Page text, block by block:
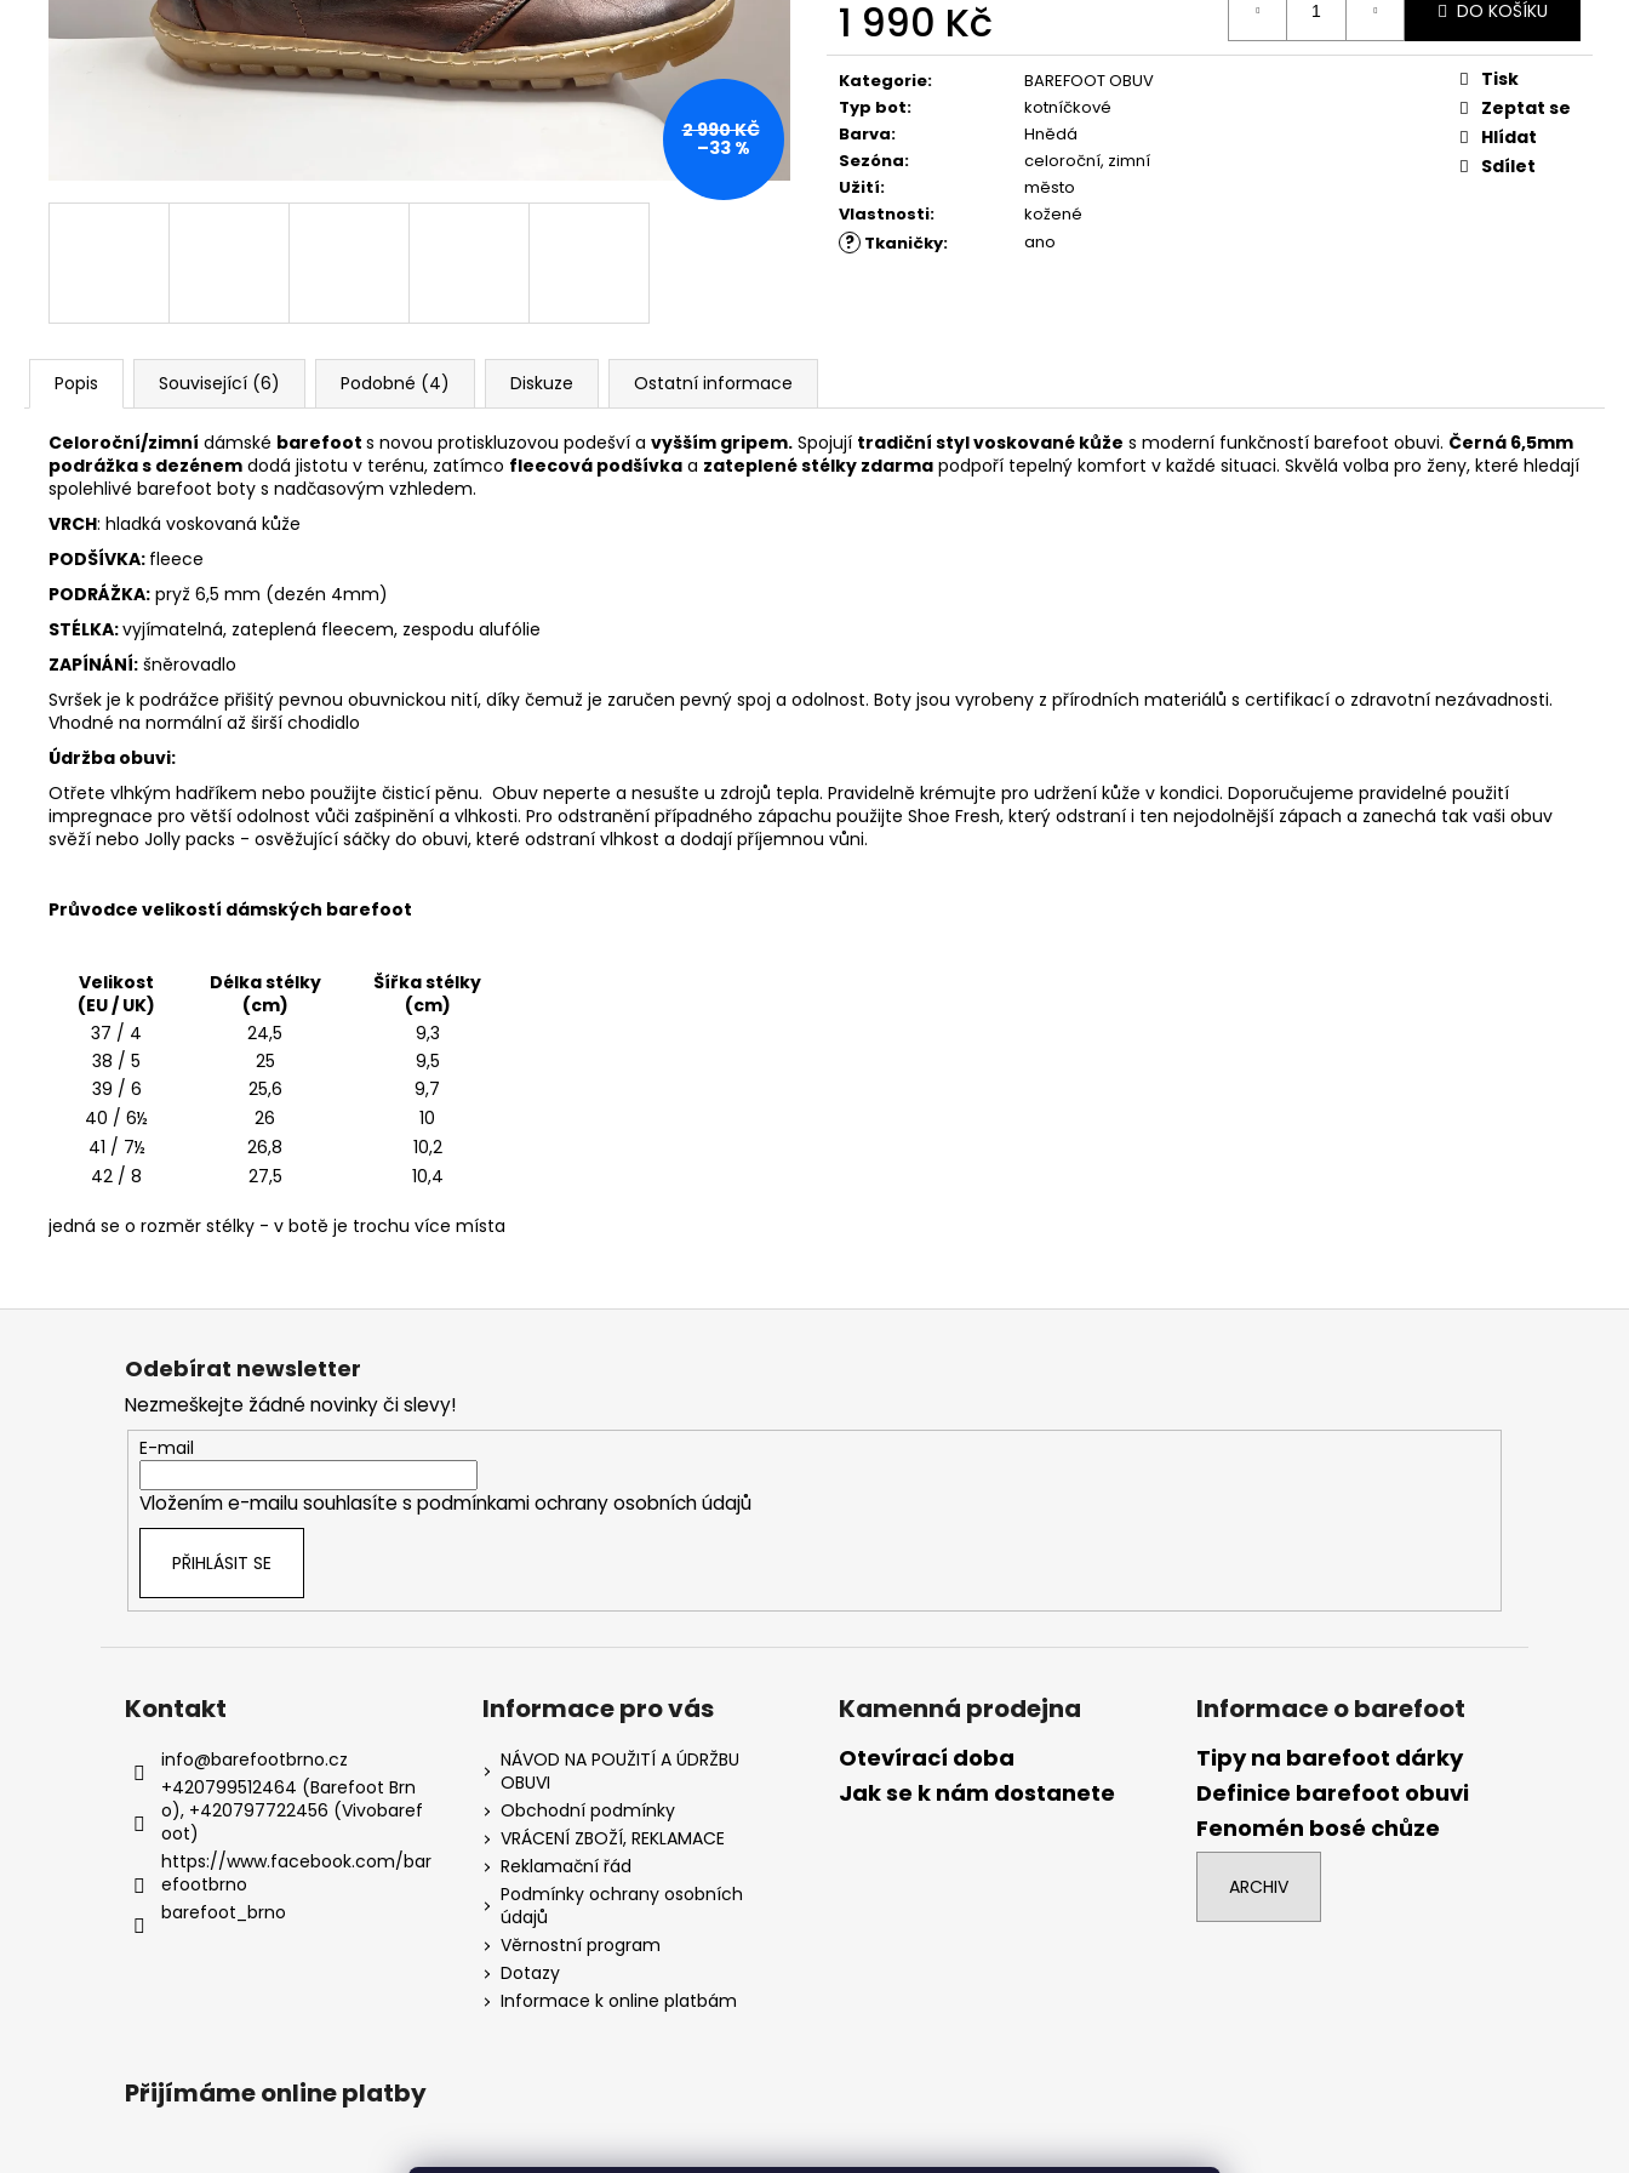
1 990 Kč
Měrná
cena:
DO KOŠÍKU
Kategorie:
BAREFOOT OBUV
Typ bot:
kotníčkové
Barva:
Hnědá
Sezóna:
celoroční, zimní
Užití:
město
Vlastnosti: kožené
? Tkaničky: ano
Tisk
Zeptat se
Hlídat
Sdílet
2 990 KČ
–33 %
Popis Související (6) Podobné (4) Diskuze Ostatní informace
Celoroční/zimní dámské barefoot s novou protiskluzovou podešví a vyšším gripem. Spojují tradiční styl voskované kůže s moderní funkčností barefoot obuvi. Černá 6,5mm
podrážka s dezénem dodá jistotu v terénu, zatímco fleecová podšívka a zateplené stélky zdarma podpoří tepelný komfort v každé situaci. Skvělá volba pro ženy, které hledají
spolehlivé barefoot boty s nadčasovým vzhledem.
VRCH: hladká voskovaná kůže
PODŠÍVKA: fleece
PODRÁŽKA: pryž 6,5 mm (dezén 4mm)
STÉLKA:vyjímatelná, zateplená fleecem, zespodu alufólie
ZAPÍNÁNÍ: šněrovadlo
Svršek je k podrážce přišitý pevnou obuvnickou nití, díky čemuž je zaručen pevný spoj a odolnost. Boty jsou vyrobeny z přírodních materiálů s certifikací o zdravotní nezávadnosti.
Vhodné na normální až širší chodidlo
Údržba obuvi:
Otřete vlhkým hadříkem nebo použijte čisticí pěnu. Obuv neperte a nesušte u zdrojů tepla. Pravidelně krémujte pro udržení kůže v kondici. Doporučujeme pravidelné použití
impregnace pro větší odolnost vůči zašpinění a vlhkosti. Pro odstranění případného zápachu použijte Shoe Fresh, který odstraní i ten nejodolnější zápach a zanechá tak vaši obuv
svěží nebo Jolly packs - osvěžující sáčky do obuvi, které odstraní vlhkost a dodají příjemnou vůni.
Průvodce velikostí dámských barefoot
Velikost
(EU / UK)
Délka stélky
(cm)
Šířka stélky
(cm)
37 / 4
24,5
9,3
38 / 5
25
9,5
39 / 6
25,6
9,7
40 / 6½
26
10
41 / 7½
26,8
10,2
42 / 8
27,5 10,4
jedná se o rozměr stélky - v botě je trochu více místa
1 Kč
89 Kč
219 Kč
Z
Odebírat newsletter
Nezmeškejte žádné novinky či slevy!
E-mail
Vložením e-mailu souhlasíte s podmínkami ochrany osobních údajů
PŘIHLÁSIT SE
Kontakt
info@barefootbrno.cz
+420799512464 (Barefoot Brn
o), +420797722456 (Vivobaref
oot)
https://www.facebook.com/bar
efootbrno
barefoot_brno
Informace pro vás
NÁVOD NA POUŽITÍ A ÚDRŽBU
OBUVI
Obchodní podmínky
VRÁCENÍ ZBOŽÍ, REKLAMACE
Reklamační řád
Podmínky ochrany osobních
údajů
Věrnostní program
Dotazy
Informace k online platbám
Kamenná prodejna
Otevírací doba
Jak se k nám dostanete
Informace o barefoot
Tipy na barefoot dárky
Definice barefoot obuvi
Fenomén bosé chůze
ARCHIV
Přijímáme online platby